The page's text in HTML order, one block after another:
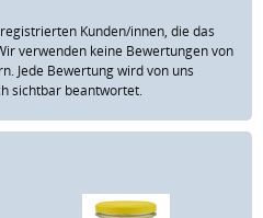
Kunden/innen, die das
verwenden keine Bewertungen von
Jede Bewertung wird von uns
sichtbar beantwortet.